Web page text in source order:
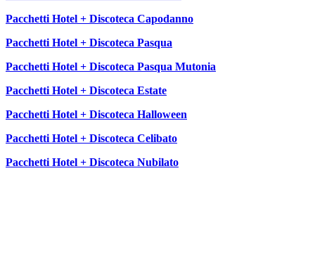
Pacchetti Hotel + Discoteca Capodanno
Pacchetti Hotel + Discoteca Pasqua
Pacchetti Hotel + Discoteca Pasqua Mutonia
Pacchetti Hotel + Discoteca Estate
Pacchetti Hotel + Discoteca Halloween
Pacchetti Hotel + Discoteca Celibato
Pacchetti Hotel + Discoteca Nubilato